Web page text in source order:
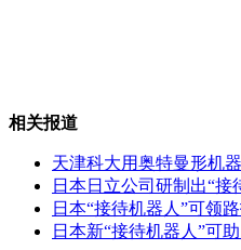
女子买旧收音机里发现
相关报道
天津科大用奥特曼形机
日本日立公司研制出“接
日本“接待机器人”可领
日本新“接待机器人”可